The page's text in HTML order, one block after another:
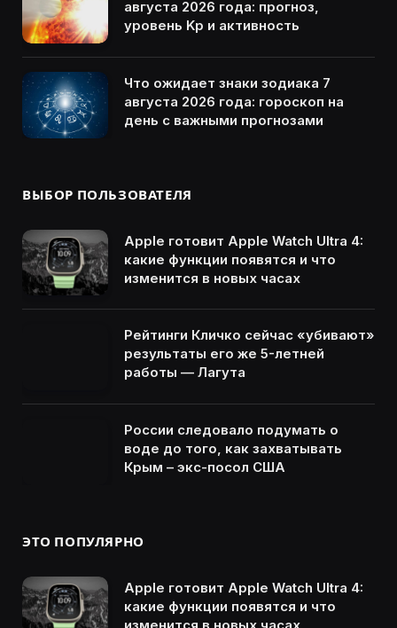
августа 2026 года: прогноз,
уровень Kp и активность
Что ожидает знаки зодиака 7
августа 2026 года: гороскоп на
день с важными прогнозами
ВЫБОР ПОЛЬЗОВАТЕЛЯ
Apple готовит Apple Watch Ultra 4:
какие функции появятся и что
изменится в новых часах
Рейтинги Кличко сейчас «убивают»
результаты его же 5-летней
работы — Лагута
России следовало подумать о
воде до того, как захватывать
Крым – экс-посол США
ЭТО ПОПУЛЯРНО
Apple готовит Apple Watch Ultra 4:
какие функции появятся и что
изменится в новых часах